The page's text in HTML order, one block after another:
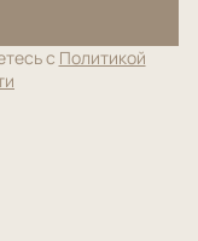
с Политикой